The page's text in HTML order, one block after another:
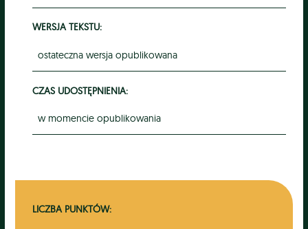
WERSJA TEKSTU:
ostateczna wersja opublikowana
CZAS UDOSTĘPNIENIA:
w momencie opublikowania
LICZBA PUNKTÓW: